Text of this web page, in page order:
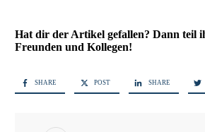
Hat dir der Artikel gefallen? Dann teil
Freunden und Kollegen!
SHARE POST SHARE